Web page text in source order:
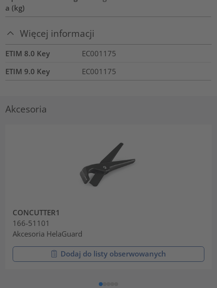
a (kg)
Więcej informacji
ETIM 8.0 Key
EC001175
ETIM 9.0 Key
EC001175
Akcesoria
CONCUTTER1
166-51101
Akcesoria HelaGuard
Dodaj do listy obserwowanych